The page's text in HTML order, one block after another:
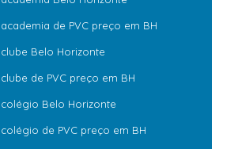
de PVC preço em BH
Belo Horizonte
de PVC preço em BH
Belo Horizonte
de PVC preço em BH